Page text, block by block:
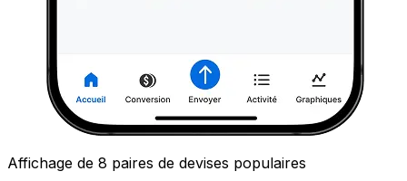
Affichage de 8 paires de devises populaires